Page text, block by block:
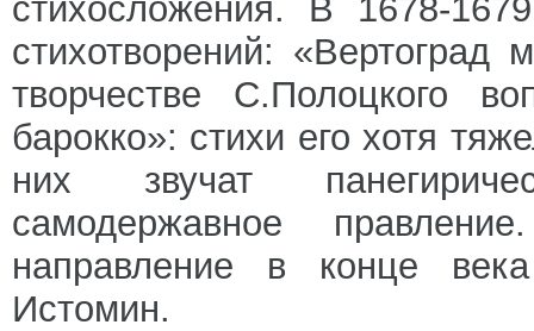
стихосложения. В 1678-
стихотворений:
творчестве С.Полоцкого
барокко»: стихи его хотя
них звучат
самодержавное
направление в конце
Истомин.